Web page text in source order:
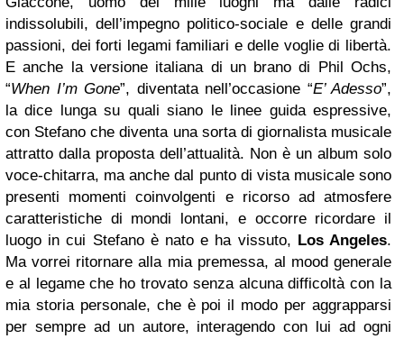
indissolubili, dell’impegno politico-sociale e delle grandi
passioni, dei forti legami familiari e delle voglie di libertà.
E anche la versione italiana di un brano di Phil Ochs,
“When I’m Gone”, diventata nell’occasione “E’ Adesso”,
la dice lunga su quali siano le linee guida espressive,
con Stefano che diventa una sorta di giornalista musicale
attratto dalla proposta dell’attualità. Non è un album solo
voce-chitarra, ma anche dal punto di vista musicale sono
presenti momenti coinvolgenti e ricorso ad atmosfere
caratteristiche di mondi lontani, e occorre ricordare il
luogo in cui Stefano è nato e ha vissuto, Los Angeles.
Ma vorrei ritornare alla mia premessa, al mood generale
e al legame che ho trovato senza alcuna difficoltà con la
mia storia personale, che è poi il modo per aggrapparsi
per sempre ad un autore, interagendo con lui ad ogni